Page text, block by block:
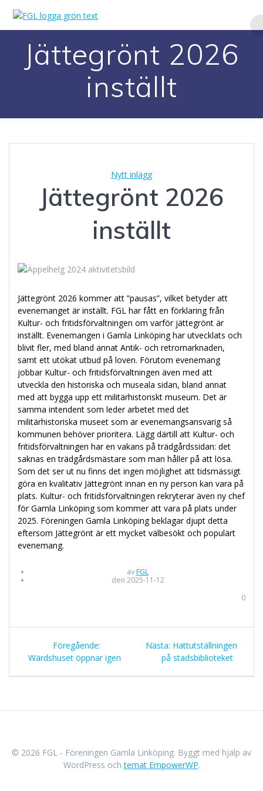
innehåll
Jättegrönt 2026
inställt
Nytt inlägg
Jättegrönt 2026
inställt
Jättegrönt 2026 kommer att ”pausas”, vilket betyder att
evenemanget är inställt. FGL har fått en förklaring från
Kultur- och fritidsförvaltningen om varför jättegrönt är
inställt. Evenemangen i Gamla Linköping har utvecklats och
blivit fler, med bland annat Antik- och retromarknaden,
samt ett utökat utbud på loven. Förutom evenemang
jobbar Kultur- och fritidsförvaltningen även med att
utveckla den historiska och museala sidan, bland annat
med att bygga upp ett militärhistoriskt museum. Det är
samma intendent som leder arbetet med det
militärhistoriska museet som är evenemangsansvarig så
kommunen behöver prioritera. Lägg därtill att Kultur- och
fritidsförvaltningen har en vakans på trädgårdssidan: det
saknas en trädgårdsmästare som man håller på att lösa.
Som det ser ut nu finns det ingen möjlighet att tidsmässigt
göra en kvalitativ Jättegrönt innan en ny person kan vara på
plats. Kultur- och fritidsförvaltningen rekryterar även ny chef
för Gamla Linköping som kommer att vara på plats under
2025. Föreningen Gamla Linköping beklagar djupt detta
eftersom Jättegrönt är ett mycket välbesökt och populärt
evenemang.
avFGL
den 2025-11-12
0
Inläggsnavigering
Föregående:Föregående
inlägg:
Wärdshuset öppnar igen
Nästa: Nästa
inlägg:
Hattutställningen
på stadsbiblioteket
© 2026 FGL - Föreningen Gamla Linköping. Byggt med hjälp av
WordPress ochtemat EmpowerWP.